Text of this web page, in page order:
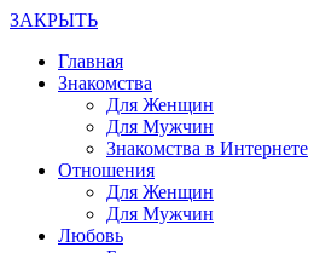
ЗАКРЫТЬ
Главная
Знакомства
Для Женщин
Для Мужчин
Знакомства в Интернете
Отношения
Для Женщин
Для Мужчин
Любовь